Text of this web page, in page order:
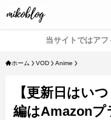
当サイトではア
ホーム VOD Anime
【更新日はい
編はAmazonプ